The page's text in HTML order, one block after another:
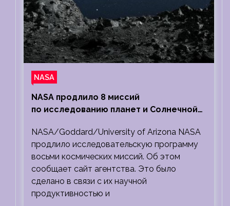
NASA
NASA продлило 8 миссий
по исследованию планет и Солнечной
NASA/Goddard/University of Arizona NASA
продлило исследовательскую программу
восьми космических миссий. Об этом
сообщает сайт агентства. Это было
сделано в связи с их научной
продуктивностью и